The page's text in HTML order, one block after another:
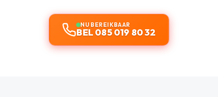
NU BEREIKBAAR
BEL 085 019 80 32